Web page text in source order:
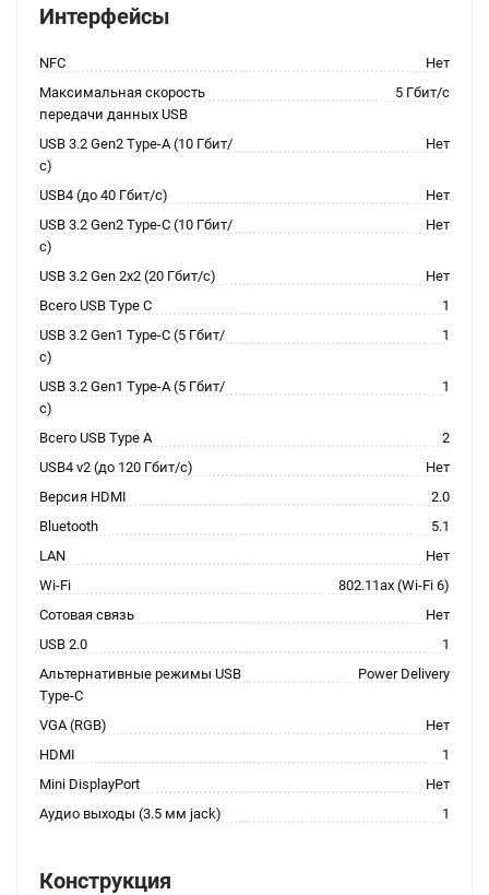
Интерфейсы
NFC
Нет
Максимальная скорость
передачи данных USB
5 Гбит/с
USB 3.2 Gen2 Type-A (10 Гбит/
с)
Нет
USB4 (до 40 Гбит/с)
Нет
USB 3.2 Gen2 Type-C (10 Гбит/
с)
Нет
USB 3.2 Gen 2x2 (20 Гбит/с)
Нет
Всего USB Type C
1
USB 3.2 Gen1 Type-C (5 Гбит/
с)
1
USB 3.2 Gen1 Type-A (5 Гбит/
с)
1
Всего USB Type A
2
USB4 v2 (до 120 Гбит/с)
Нет
Версия HDMI
2.0
Bluetooth
5.1
LAN
Нет
Wi-Fi
802.11ax (Wi-Fi 6)
Сотовая связь
Нет
USB 2.0
1
Альтернативные режимы USB
Type-C
Power Delivery
VGA (RGB)
Нет
HDMI
1
Mini DisplayPort
Нет
Аудио выходы (3.5 мм jack)
1
Конструкция